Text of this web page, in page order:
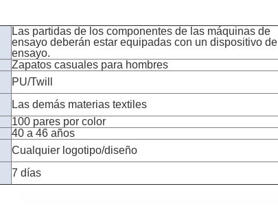
Las partidas de los componentes de las máquinas de
ensayo deberán estar equipadas con un dispositivo de
ensayo.
Zapatos casuales para hombres
PU/Twill
Las demás materias textiles
100 pares por color
40 a 46 años
Cualquier logotipo/diseño
7 días